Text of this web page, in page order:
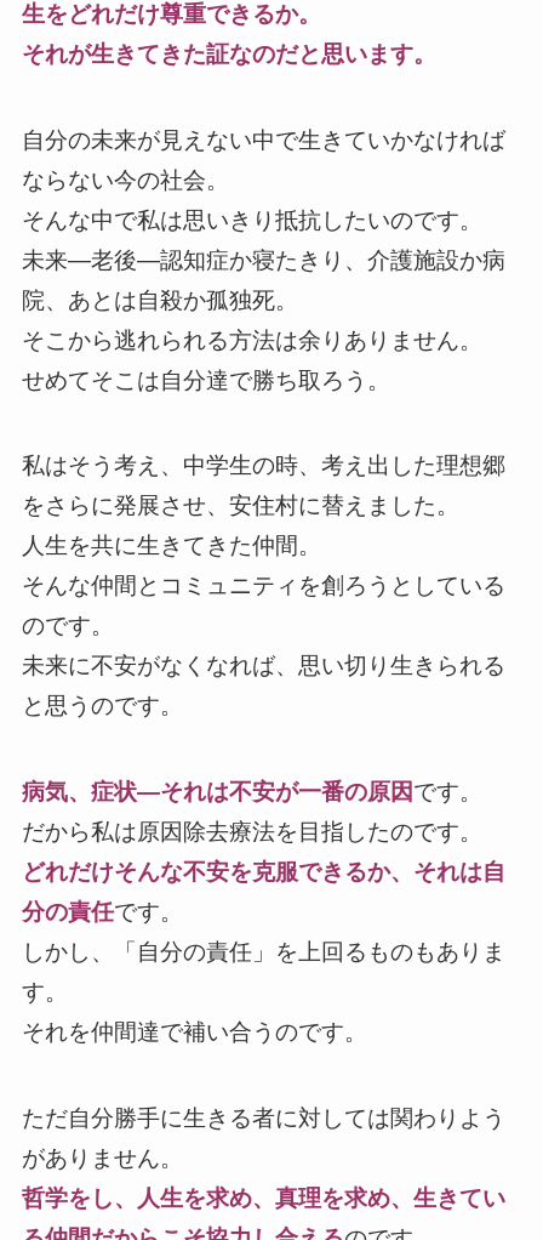
生をどれだけ尊重できるか。
それが生きてきた証なのだと思います。
自分の未来が見えない中で生きていかなければ
ならない今の社会。
そんな中で私は思いきり抵抗したいのです。
未来―老後―認知症か寝たきり、介護施設か病
院、あとは自殺か孤独死。
そこから逃れられる方法は余りありません。
せめてそこは自分達で勝ち取ろう。
私はそう考え、中学生の時、考え出した理想郷
をさらに発展させ、安住村に替えました。
人生を共に生きてきた仲間。
そんな仲間とコミュニティを創ろうとしている
のです。
未来に不安がなくなれば、思い切り生きられる
と思うのです。
病気、症状―それは不安が一番の原因です。
だから私は原因除去療法を目指したのです。
どれだけそんな不安を克服できるか、それは自
分の責任です。
しかし、「自分の責任」を上回るものもありま
す。
それを仲間達で補い合うのです。
ただ自分勝手に生きる者に対しては関わりよう
がありません。
哲学をし、人生を求め、真理を求め、生きてい